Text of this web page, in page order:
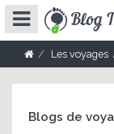
Les voyages
Blogs de